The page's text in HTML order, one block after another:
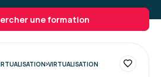
complet et facile d'usage
une formation
VIRTUALISATION